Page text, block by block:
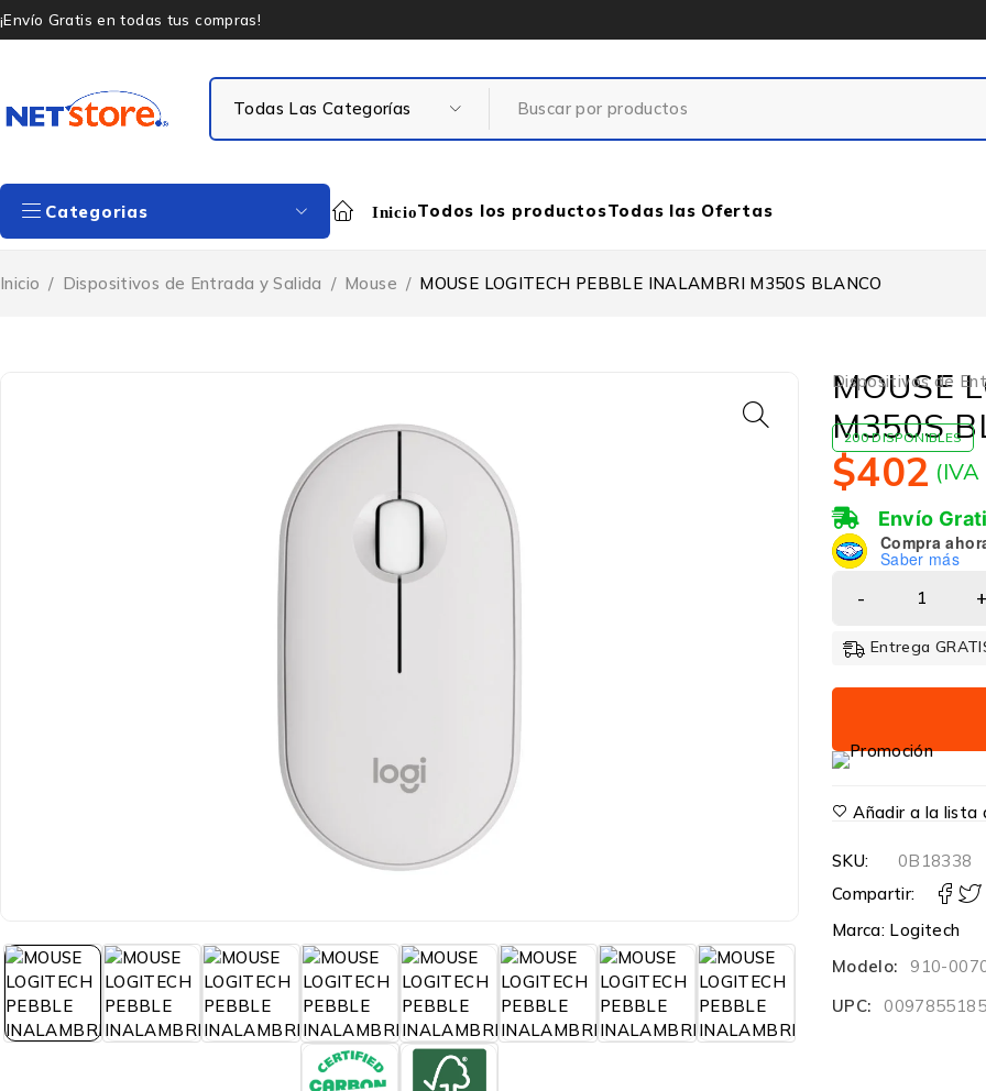
¡Envío Gratis en todas tus compras!
Categorias InicioTodos los productosTodas las Ofertas
Inicio / Dispositivos de Entrada y Salida / Mouse / MOUSE LOGITECH PEBBLE INALAMBRI M350S BLANCO
Dispositivos de
MOUSE
M350S
200 DISPONIBLES
$402
Envío
Compra
Saber más
Entrega
Añadir a la lista
SKU:
0B18338
Compartir:
Marca: Logitech
Modelo:
910-
UPC: